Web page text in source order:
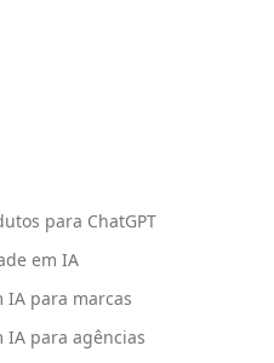
para ChatGPT
em IA
IA para marcas
IA para agências